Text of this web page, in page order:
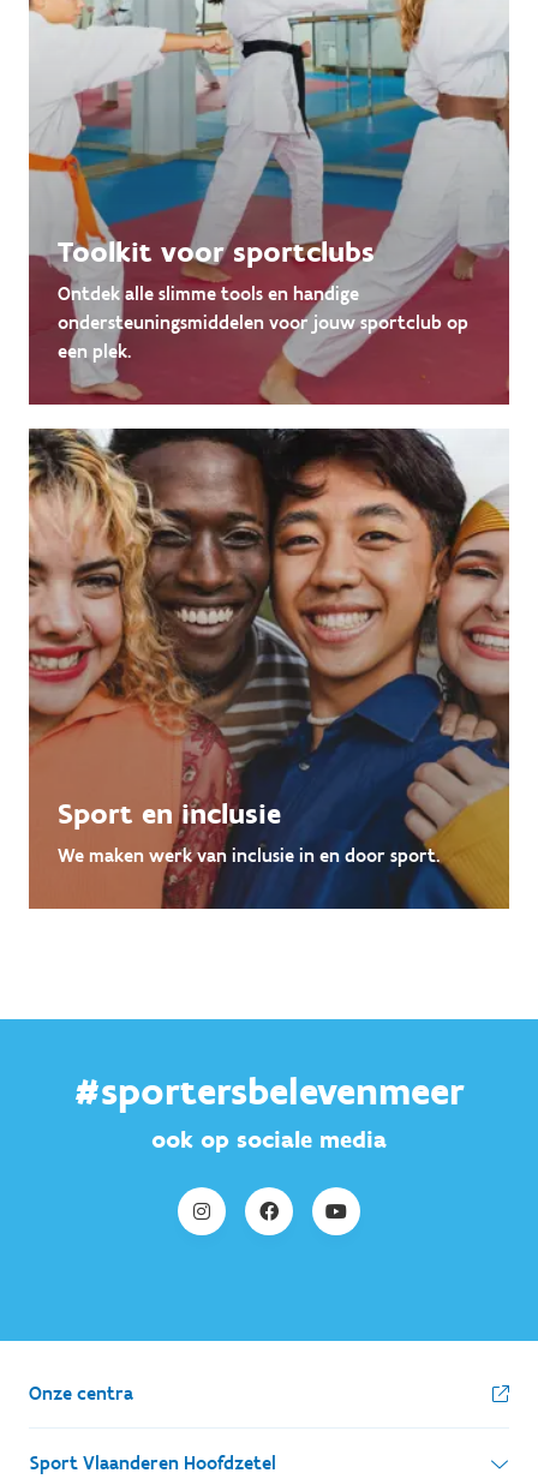
Toolkit voor sportclubs
Ontdek alle slimme tools en handige
ondersteuningsmiddelen voor jouw sportclub op
een plek.
Sport en inclusie
We maken werk van inclusie in en door sport.
#sportersbelevenmeer
ook op sociale media
Onze centra
Sport Vlaanderen Hoofdzetel